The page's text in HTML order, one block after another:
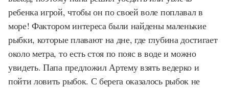
ребенка игрой, чтобы он по своей воле поплавал в
море! Фактором интереса были найдены маленькие
рыбки, которые плавают на дне, где глубина достигает
около метра, то есть стоя по пояс в воде и можно
увидеть. Папа предложил Артему взять ведерко и
пойти ловить рыбок. С берега оказалось рыбок не